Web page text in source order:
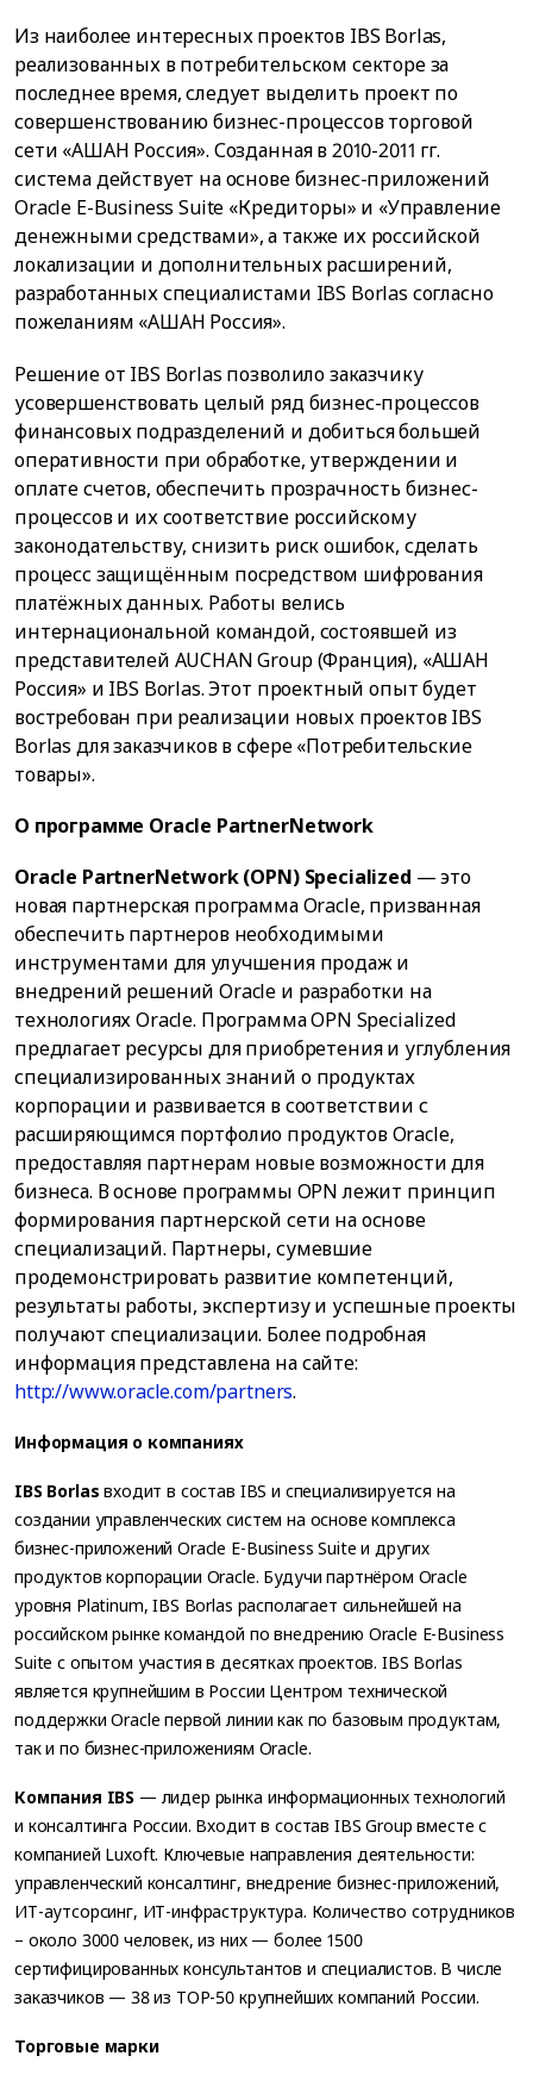
Из наиболее интересных проектов IBS Borlas,
реализованных в потребительском секторе за
последнее время, следует выделить проект по
совершенствованию бизнес-процессов торговой
сети «АШАН Россия». Созданная в 2010-2011 гг.
система действует на основе бизнес-приложений
Oracle E-Business Suite «Кредиторы» и «Управление
денежными средствами», а также их российской
локализации и дополнительных расширений,
разработанных специалистами IBS Borlas согласно
пожеланиям «АШАН Россия».
Решение от IBS Borlas позволило заказчику
усовершенствовать целый ряд бизнес-процессов
финансовых подразделений и добиться большей
оперативности при обработке, утверждении и
оплате счетов, обеспечить прозрачность бизнес-
процессов и их соответствие российскому
законодательству, снизить риск ошибок, сделать
процесс защищённым посредством шифрования
платёжных данных. Работы велись
интернациональной командой, состоявшей из
представителей AUCHAN Group (Франция), «АШАН
Россия» и IBS Borlas. Этот проектный опыт будет
востребован при реализации новых проектов IBS
Borlas для заказчиков в сфере «Потребительские
товары».
О программе Oracle PartnerNetwork
Oracle PartnerNetwork (OPN) Specialized — это
новая партнерская программа Oracle, призванная
обеспечить партнеров необходимыми
инструментами для улучшения продаж и
внедрений решений Oracle и разработки на
технологиях Oracle. Программа OPN Specialized
предлагает ресурсы для приобретения и углубления
специализированных знаний о продуктах
корпорации и развивается в соответствии с
расширяющимся портфолио продуктов Oracle,
предоставляя партнерам новые возможности для
бизнеса. В основе программы OPN лежит принцип
формирования партнерской сети на основе
специализаций. Партнеры, сумевшие
продемонстрировать развитие компетенций,
результаты работы, экспертизу и успешные проекты
получают специализации. Более подробная
информация представлена на сайте:
http://www.oracle.com/partners.
Информация о компаниях
IBS Borlas входит в состав IBS и специализируется на
создании управленческих систем на основе комплекса
бизнес-приложений Oracle E-Business Suite и других
продуктов корпорации Oracle. Будучи партнёром Oracle
уровня Platinum, IBS Borlas располагает сильнейшей на
российском рынке командой по внедрению Oracle E-Business
Suite с опытом участия в десятках проектов. IBS Borlas
является крупнейшим в России Центром технической
поддержки Oracle первой линии как по базовым продуктам,
так и по бизнес-приложениям Oracle.
Компания IBS — лидер рынка информационных технологий
и консалтинга России. Входит в состав IBS Group вместе с
компанией Luxoft. Ключевые направления деятельности:
управленческий консалтинг, внедрение бизнес-приложений,
ИТ-аутсорсинг, ИТ-инфраструктура. Количество сотрудников
– около 3000 человек, из них — более 1500
сертифицированных консультантов и специалистов. В числе
заказчиков — 38 из TOP-50 крупнейших компаний России.
Торговые марки